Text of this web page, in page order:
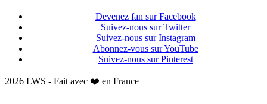
Devenez fan sur Facebook
Suivez-nous sur Twitter
Suivez-nous sur Instagram
Abonnez-vous sur YouTube
Suivez-nous sur Pinterest
2026 LWS - Fait avec ❤️ en France